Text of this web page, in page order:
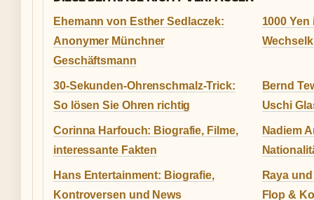
Ehemann von Esther Sedlaczek:
Anonymer Münchner
Geschäftsmann
1000
30-Sekunden-Ohrenschmalz-Trick:
So lösen Sie Ohren richtig
Bernd
Uschi
Corinna Harfouch: Biografie, Filme,
interessante Fakten
Nadiem
Hans Entertainment: Biografie,
Kontroversen und News
Raya
Flop &